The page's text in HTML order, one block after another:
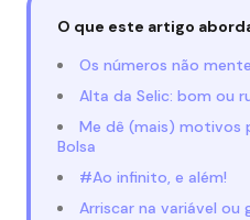
O que este artigo
Os números não
Alta da Selic: bom ou
Me dê (mais) motivos
Bolsa
#Ao infinito, e além!
Arriscar na variável ou